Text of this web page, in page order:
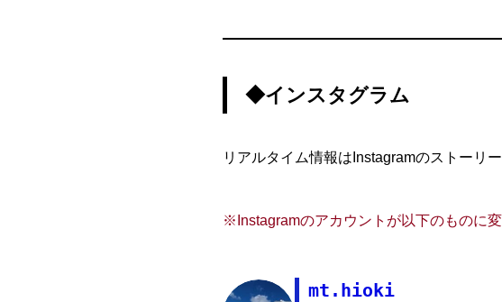
◆インスタグラム
リアルタイム情報はInstagramのストーリ
※Instagramのアカウントが以下のものに
mt.hioki